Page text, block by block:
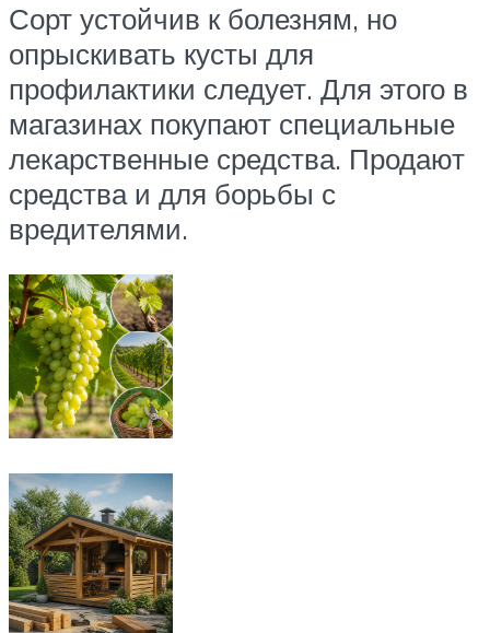
Сорт устойчив к болезням, но
опрыскивать кусты для
профилактики следует. Для этого в
магазинах покупают специальные
лекарственные средства. Продают
средства и для борьбы с
вредителями.